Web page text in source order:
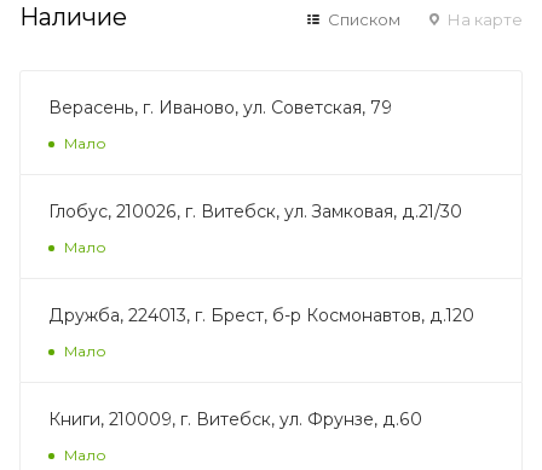
Наличие Списком На карте
Верасень, г. Иваново, ул. Советская, 79
Мало
Глобус, 210026, г. Витебск, ул. Замковая, д.21/30
Мало
Дружба, 224013, г. Брест, б-р Космонавтов, д.120
Мало
Книги, 210009, г. Витебск, ул. Фрунзе, д.60
Мало